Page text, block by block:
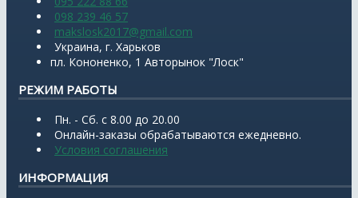
098 239 46 57
makslosk2017@gmail.com
Украина, г. Харьков
пл. Кононенко, 1 Авторынок "Лоск"
РЕЖИМ РАБОТЫ
Пн. - Сб. с 8.00 до 20.00
Онлайн-заказы обрабатываются ежедневно.
Условия соглашения
ИНФОРМАЦИЯ